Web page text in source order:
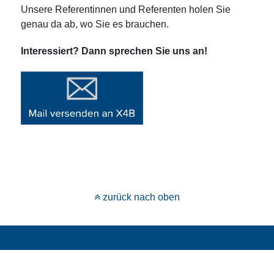
Unsere Referentinnen und Referenten holen Sie
genau da ab, wo Sie es brauchen.
Interessiert? Dann sprechen Sie uns an!
zurück nach oben